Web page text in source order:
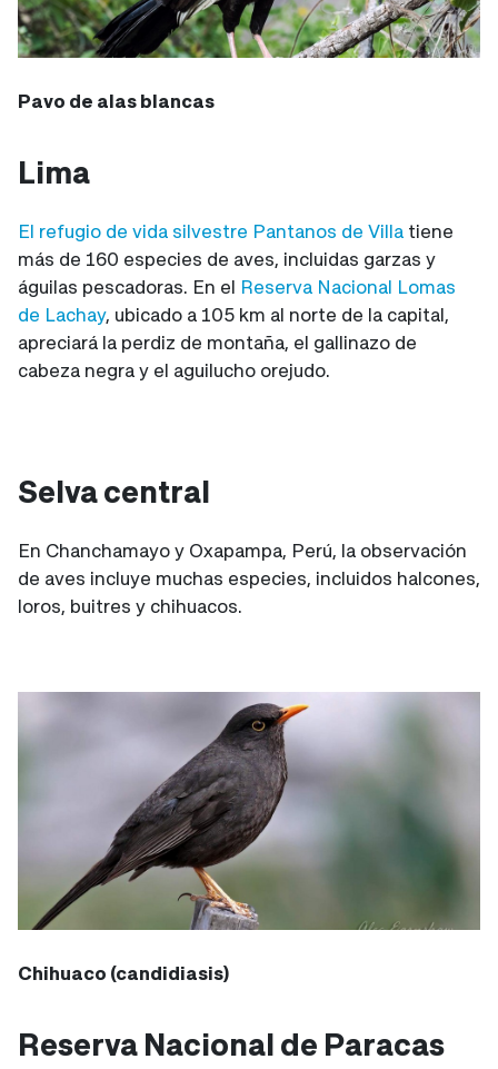
Pavo de alas blancas
Lima
El refugio de vida silvestre Pantanos de Villa tiene
más de 160 especies de aves, incluidas garzas y
águilas pescadoras. En el Reserva Nacional Lomas
de Lachay, ubicado a 105 km al norte de la capital,
apreciará la perdiz de montaña, el gallinazo de
cabeza negra y el aguilucho orejudo.
Selva central
En Chanchamayo y Oxapampa, Perú, la observación
de aves incluye muchas especies, incluidos halcones,
loros, buitres y chihuacos.
Chihuaco (candidiasis)
Reserva Nacional de Paracas